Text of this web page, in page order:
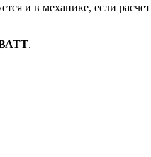
и в механике, если
.